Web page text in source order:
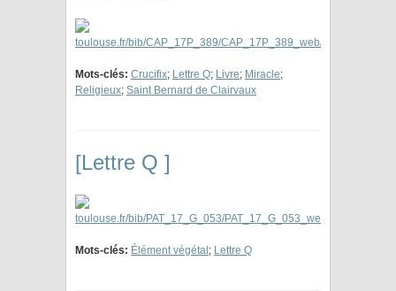
Mots-clés: Crucifix; Lettre Q; Livre; Miracle;
Religieux; Saint Bernard de Clairvaux
[Lettre Q ]
Mots-clés: Élément végétal ; Lettre Q